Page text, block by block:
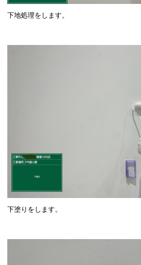
下地処理をします。
下塗りをします。